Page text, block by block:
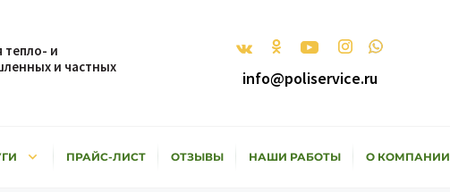
и
и частных
info@poliservice.ru
keyboard_arrow_down ПРАЙС-ЛИСТ ОТЗЫВЫ НАШИ РАБОТЫ О КОМПАНИИ